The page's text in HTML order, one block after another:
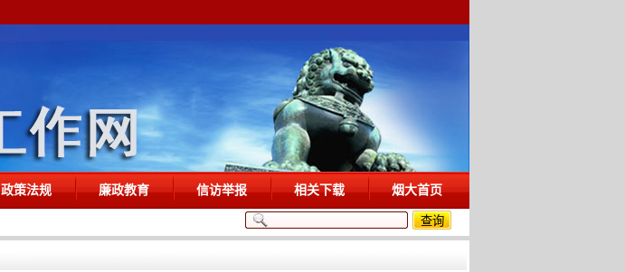
政策法规 廉政教育 信访举报 相关下载 烟大首页